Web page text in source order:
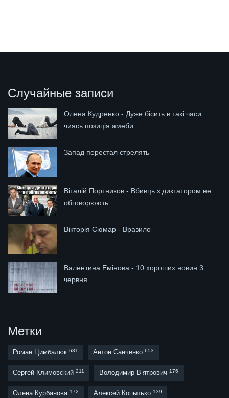
Случайные записи
Олена Кудренко - Дуже бісить в такі часи
чиясь позиція амеби
Запад перестал стрелять
Віталій Портников - Вбивць з диктатором не
обговорюють
Вікторія Сюмар - Вразило
Валентина Емінова - 10 хороших новин 3
червня
Метки
Роман Цимбалюк 681 Антон Санченко 653
Сергей Климовский 211 Володимир В’ятрович 176
Олена Курбанова 172 Алексей Копытько 139